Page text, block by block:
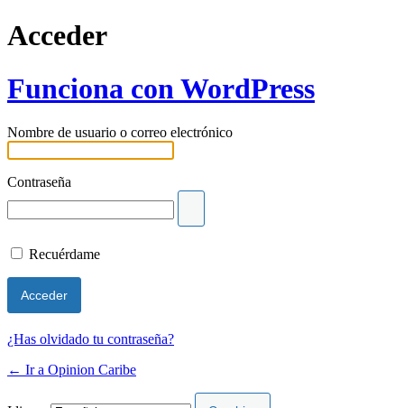
Acceder
Funciona con WordPress
Nombre de usuario o correo electrónico
Contraseña
Recuérdame
¿Has olvidado tu contraseña?
← Ir a Opinion Caribe